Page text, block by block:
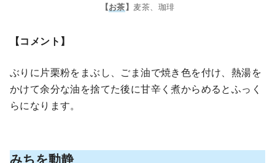
【お茶】 麦茶、珈琲
【コメント】
ぶりに片栗粉をまぶし、ごま油で焼き色を付け、熱湯を
かけて余分な油を捨てた後に甘辛く煮からめるとふっく
らになります。
みちを動静